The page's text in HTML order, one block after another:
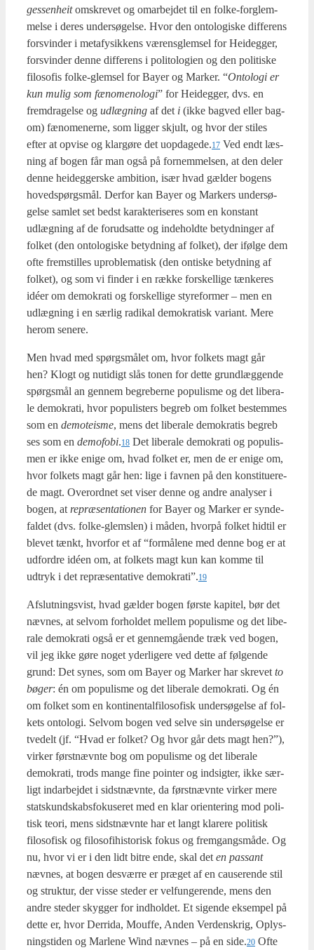
ge­s­sen­heitomskre­vet og omar­bej­det til en fol­ke-forg­lem­
mel­se i deres under­sø­gel­se. Hvor den onto­lo­gi­ske dif­fe­rens
for­svin­der i meta­fy­sik­kens værens­glem­sel for Hei­deg­ger,
for­svin­der den­ne dif­fe­rens i poli­to­lo­gi­en og den poli­ti­ske
filo­so­fis fol­ke-glem­sel for Bay­er og Mar­ker. “Onto­lo­gi er
kun mulig som fæno­meno­lo­gi” for Hei­deg­ger, dvs. en
frem­dra­gel­se og udlæg­ning af det i (ikke bag­ved eller bag­
om) fæno­me­ner­ne, som lig­ger skjult, og hvor der sti­les
efter at opvi­se og klar­gø­re det uopdagede.17 Ved endt læs­
ning af bogen får man også på for­nem­mel­sen, at den deler
den­ne hei­deg­ger­ske ambi­tion, især hvad gæl­der bogens
hoved­spørgs­mål. Der­for kan Bay­er og Mar­kers under­sø­
gel­se sam­let set bedst karak­te­ri­se­res som en kon­stant
udlæg­ning af de for­ud­sat­te og inde­hold­te betyd­nin­ger af
fol­ket (den onto­lo­gi­ske betyd­ning af fol­ket), der iføl­ge dem
ofte frem­stil­les upro­ble­ma­tisk (den onti­ske betyd­ning af
fol­ket), og som vi fin­der i en ræk­ke for­skel­li­ge tæn­ke­res
idéer om demo­kra­ti og for­skel­li­ge sty­re­for­mer – men en
udlæg­ning i en sær­lig radi­kal demo­kra­tisk vari­ant. Mere
her­om sene­re.
Men hvad med spørgs­må­let om, hvor fol­kets magt går
hen? Klogt og nuti­digt slås tonen for det­te grund­læg­gen­de
spørgs­mål an gen­nem begre­ber­ne populis­me og det libe­ra­
le demo­kra­ti, hvor populi­sters begreb om fol­ket bestem­mes
som en demo­tei­s­me, mens det libe­ra­le demo­kra­tis begreb
ses som en demo­fo­bi.18 Det libe­ra­le demo­kra­ti og populis­
men er ikke eni­ge om, hvad fol­ket er, men de er eni­ge om,
hvor fol­kets magt går hen: lige i fav­nen på den kon­sti­tu­e­re­
de magt. Over­ord­net set viser den­ne og andre ana­ly­ser i
bogen, at repræ­sen­ta­tio­nen for Bay­er og Mar­ker er syn­de­
fal­det (dvs. fol­ke-glem­s­len) i måden, hvor­på fol­ket hidtil er
ble­vet tænkt, hvor­for et af “for­må­le­ne med den­ne bog er at
udfor­dre idéen om, at fol­kets magt kun kan kom­me til
udtryk i det repræ­sen­ta­ti­ve demokrati”.19
Afslut­nings­vist, hvad gæl­der bogen før­ste kapi­tel, bør det
næv­nes, at selv­om for­hol­det mel­lem populis­me og det libe­
ra­le demo­kra­ti også er et gen­nem­gå­en­de træk ved bogen,
vil jeg ikke gøre noget yder­li­ge­re ved det­te af føl­gen­de
grund: Det synes, som om Bay­er og Mar­ker har skre­vet to
bøger: én om populis­me og det libe­ra­le demo­kra­ti. Og én
om fol­ket som en kon­ti­nen­tal­fi­lo­so­fisk under­sø­gel­se af fol­
kets onto­lo­gi. Selv­om bogen ved sel­ve sin under­sø­gel­se er
tve­delt (jf. “Hvad er fol­ket? Og hvor går dets magt hen?”),
vir­ker først­nævn­te bog om populis­me og det libe­ra­le
demo­kra­ti, trods man­ge fine poin­ter og ind­sig­ter, ikke sær­
ligt ind­ar­bej­det i sidst­nævn­te, da først­nævn­te vir­ker mere
statskund­skabs­fo­ku­se­ret med en klar ori­en­te­ring mod poli­
tisk teo­ri, mens sidst­nævn­te har et langt kla­re­re poli­tisk
filo­so­fisk og filo­so­fi­hi­sto­risk fokus og frem­gangs­må­de. Og
nu, hvor vi er i den lidt bit­re ende, skal det en pas­sant
næv­nes, at bogen desvær­re er præ­get af en cau­se­ren­de stil
og struk­tur, der vis­se ste­der er vel­fun­ge­ren­de, mens den
andre ste­der skyg­ger for ind­hol­det. Et sigen­de eksem­pel på
det­te er, hvor Der­ri­da, Mouf­fe, Anden Ver­denskrig, Oplys­
ning­sti­den og Mar­le­ne Wind næv­nes – på en side.20 Ofte